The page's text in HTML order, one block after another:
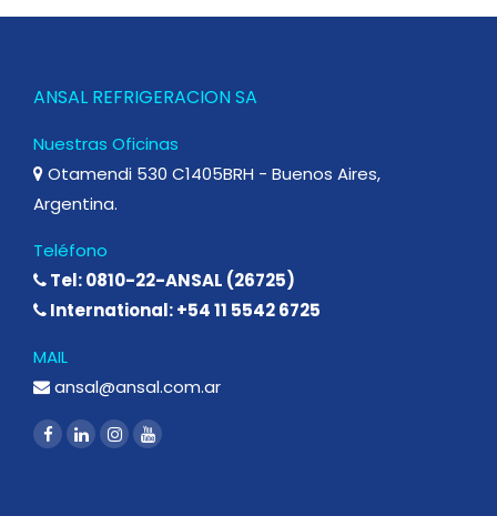
ANSAL REFRIGERACION SA
Nuestras Oficinas
Otamendi 530 C1405BRH - Buenos Aires,
Argentina.
Teléfono
Tel: 0810-22-ANSAL (26725)
International: +54 11 5542 6725
MAIL
ansal@ansal.com.ar